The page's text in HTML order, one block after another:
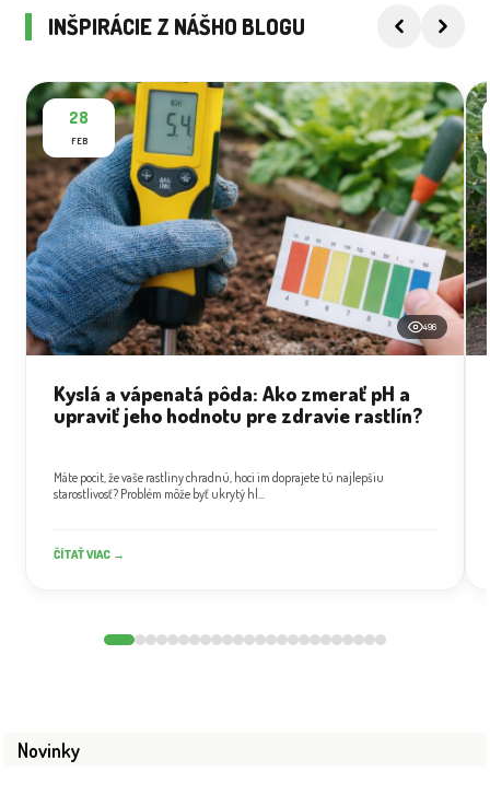
INŠPIRÁCIE Z NÁŠHO BLOGU
28
FEB
496
Kyslá a vápenatá pôda: Ako zmerať pH a
upraviť jeho hodnotu pre zdravie rastlín?
Máte pocit, že vaše rastliny chradnú, hoci im doprajete tú najlepšiu
starostlivosť? Problém môže byť ukrytý hl...
ČÍTAŤ VIAC →
Novinky